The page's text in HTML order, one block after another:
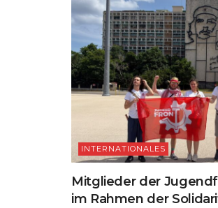
INTERNATIONALES
Mitglieder der
im Rahmen der